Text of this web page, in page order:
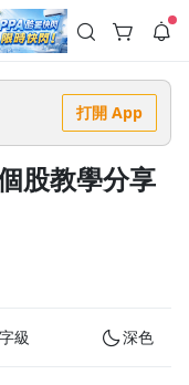
券！
期間快閃活動
折 NT$300、再贈最高
氣房升級 📈⭐️ 【冷氣房
折 NT$300◾活動期間：
康 \ 再加碼 /→ 點數回饋
享回饋 1% 點數✅ 滿
號 Line@ 專屬活動，加
人化推播」！
打開 App
股教學分享
字級 深色
--:--